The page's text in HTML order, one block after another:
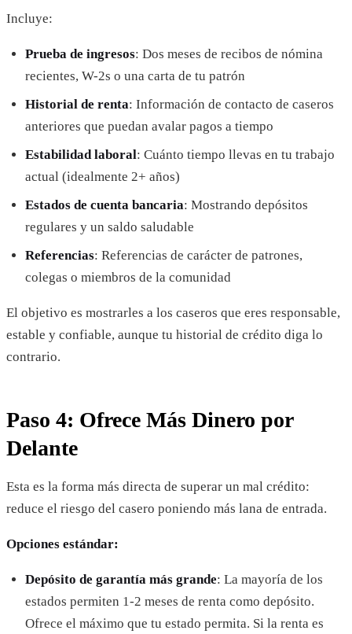
Incluye:
Prueba de ingresos: Dos meses de recibos de nómina
recientes, W-2s o una carta de tu patrón
Historial de renta: Información de contacto de caseros
anteriores que puedan avalar pagos a tiempo
Estabilidad laboral: Cuánto tiempo llevas en tu trabajo
actual (idealmente 2+ años)
Estados de cuenta bancaria: Mostrando depósitos
regulares y un saldo saludable
Referencias: Referencias de carácter de patrones,
colegas o miembros de la comunidad
El objetivo es mostrarles a los caseros que eres responsable,
estable y confiable, aunque tu historial de crédito diga lo
contrario.
Paso 4: Ofrece Más Dinero por
Delante
Esta es la forma más directa de superar un mal crédito:
reduce el riesgo del casero poniendo más lana de entrada.
Opciones estándar:
Depósito de garantía más grande: La mayoría de los
estados permiten 1-2 meses de renta como depósito.
Ofrece el máximo que tu estado permita. Si la renta es